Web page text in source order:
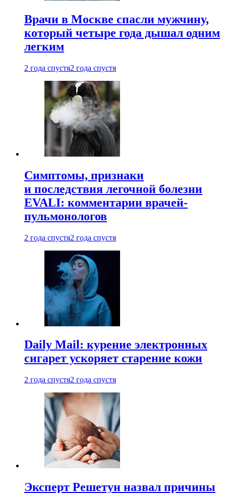
Врачи в Москве спасли мужчину,
который четыре года дышал одним
легким
2 года спустя2 года спустя
Симптомы, признаки
и последствия легочной болезни
EVALI: комментарии врачей-
пульмонологов
2 года спустя2 года спустя
Daily Mail: курение электронных
сигарет ускоряет старение кожи
2 года спустя2 года спустя
Эксперт Решетун назвал причины